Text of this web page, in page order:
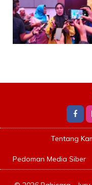
Tentang
Pedoman Media Siber